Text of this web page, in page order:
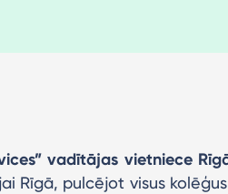
vadītājas vietniece
Rīgā, pulcējot visus